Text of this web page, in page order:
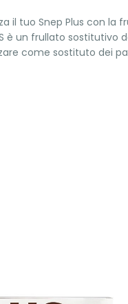
il tuo Snep Plus con
è un frullato
come sostituto dei